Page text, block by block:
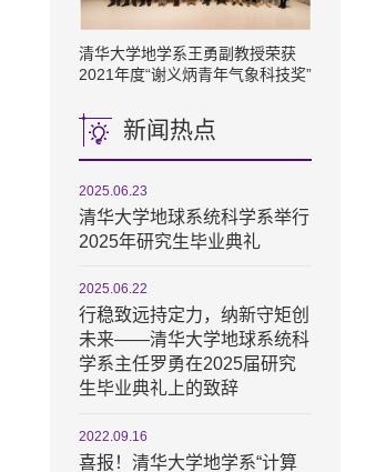
清华大学地学系王勇副教授荣获​
2021年度“谢义炳青年气象科技奖”
新闻热点
2025.06.23
清华大学地球系统科学系举行
2025年研究生毕业典礼
2025.06.22
行稳致远持定力，纳新守矩创
未来——清华大学地球系统科
学系主任罗勇在2025届研究
生毕业典礼上的致辞
2022.09.16
喜报！清华大学地学系“计算